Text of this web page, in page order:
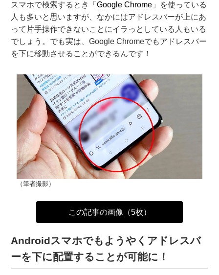
スマホで検索するとき「Google Chrome 」を使っている
人も多いと思いますが、なかにはアドレスバーが上にあ
って片手操作できないことにイラっとしている人もいる
でしょう。でも実は、Google Chromeでもアドレスバー
を下に移動させることができるんです！
（筆者撮影）
この記事の画像（5枚）
Androidスマホでもようやくアドレスバ
ーを下に配置することが可能に！